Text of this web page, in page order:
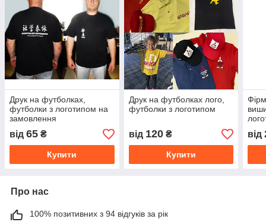
Друк на футболках,
футболки з логотипом на
замовлення
від 65 ₴
Купити
Друк на футболках лого,
футболки з логотипом
від 120₴
Купити
від
Про нас
100% позитивних з 94 відгуків за рік